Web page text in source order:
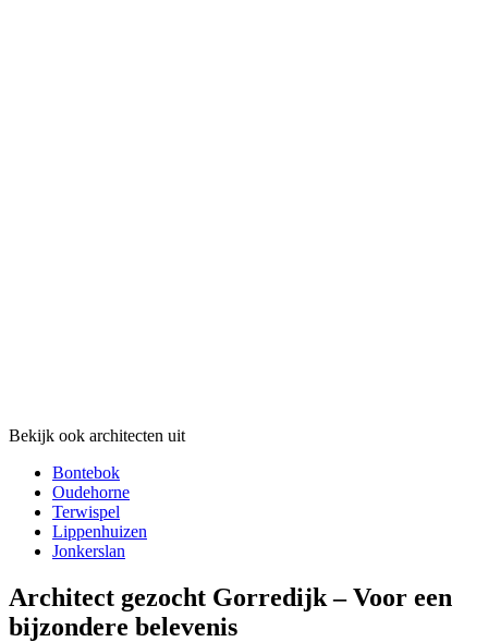
Bekijk ook architecten uit
Bontebok
Oudehorne
Terwispel
Lippenhuizen
Jonkerslan
Architect gezocht Gorredijk – Voor een
bijzondere belevenis